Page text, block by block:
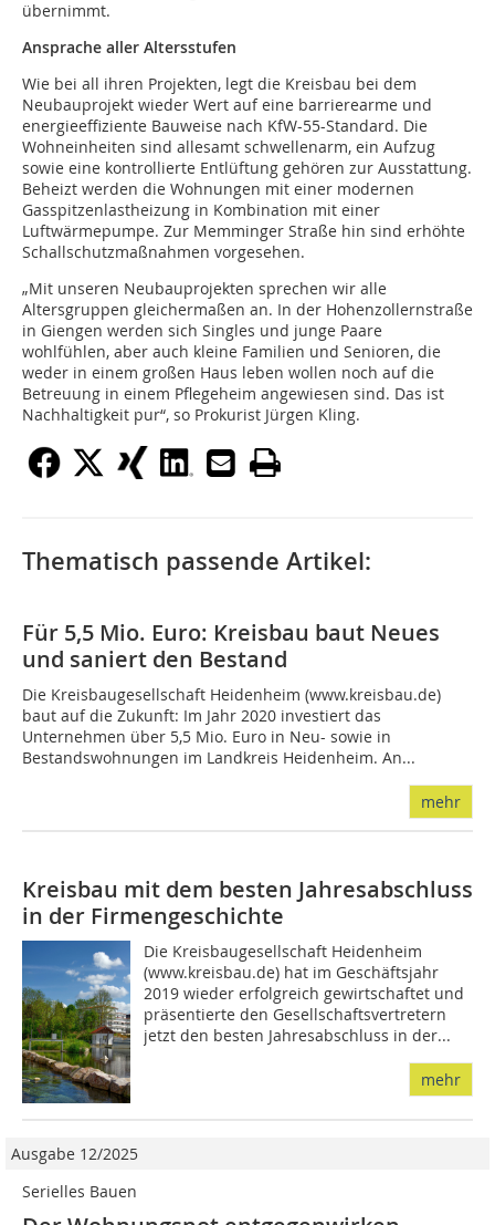
übernimmt.
Ansprache aller Altersstufen
Wie bei all ihren Projekten, legt die Kreisbau bei dem
Neubauprojekt wieder Wert auf eine barrierearme und
energieeffiziente Bauweise nach KfW-55-Standard. Die
Wohneinheiten sind allesamt schwellenarm, ein Aufzug
sowie eine kontrollierte Entlüftung gehören zur Ausstattung.
Beheizt werden die Wohnungen mit einer modernen
Gasspitzenlastheizung in Kombination mit einer
Luftwärmepumpe. Zur Memminger Straße hin sind erhöhte
Schallschutzmaßnahmen vorgesehen.
„Mit unseren Neubauprojekten sprechen wir alle
Altersgruppen gleichermaßen an. In der Hohenzollernstraße
in Giengen werden sich Singles und junge Paare
wohlfühlen, aber auch kleine Familien und Senioren, die
weder in einem großen Haus leben wollen noch auf die
Betreuung in einem Pflegeheim angewiesen sind. Das ist
Nachhaltigkeit pur“, so Prokurist Jürgen Kling.
Thematisch passende Artikel:
Für 5,5 Mio. Euro: Kreisbau baut Neues
und saniert den Bestand
Die Kreisbaugesellschaft Heidenheim (www.kreisbau.de)
baut auf die Zukunft: Im Jahr 2020 investiert das
Unternehmen über 5,5 Mio. Euro in Neu- sowie in
Bestandswohnungen im Landkreis Heidenheim. An...
mehr
Kreisbau mit dem besten Jahresabschluss
in der Firmengeschichte
Die Kreisbaugesellschaft Heidenheim
(www.kreisbau.de) hat im Geschäftsjahr
2019 wieder erfolgreich gewirtschaftet und
präsentierte den Gesellschaftsvertretern
jetzt den besten Jahresabschluss in der...
mehr
Ausgabe 12/2025
Serielles Bauen